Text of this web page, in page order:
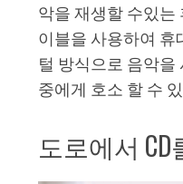
악을 재생할 수있는
이블을 사용하여 휴
털 방식으로 음악을
중에게 호소 할 수
도로에서